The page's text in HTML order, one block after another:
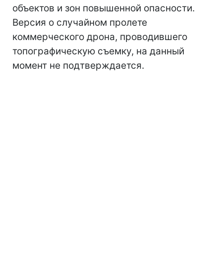
объектов и зон повышенной опасности.
Версия о случайном пролете
коммерческого дрона, проводившего
топографическую съемку, на данный
момент не подтверждается.